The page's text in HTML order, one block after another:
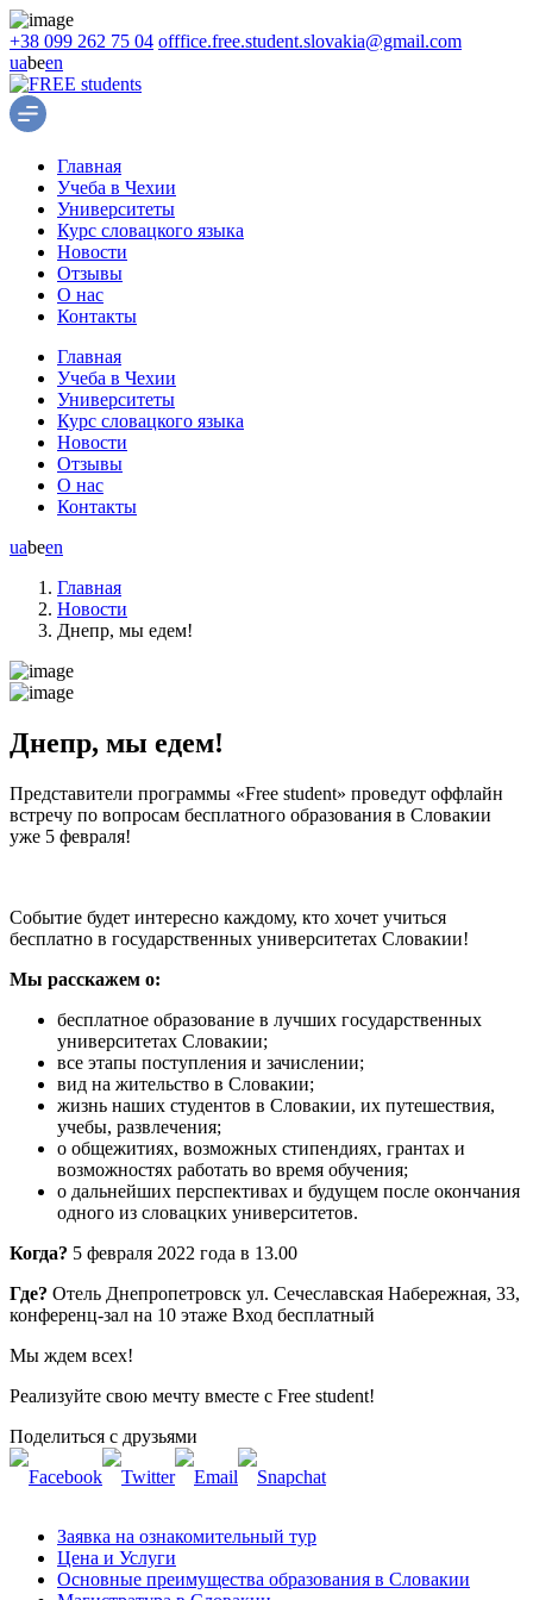
+38 099 262 75 04 offfice.free.student.slovakia@gmail.com
uabeen
Главная
Учеба в Чехии
Университеты
Курс словацкого языка
Новости
Отзывы
О нас
Контакты
Главная
Учеба в Чехии
Университеты
Курс словацкого языка
Новости
Отзывы
О нас
Контакты
uabeen
Главная
Новости
Днепр, мы едем!
Днепр, мы едем!
Представители программы «Free student» проведут оффлайн
встречу по вопросам бесплатного образования в Словакии
уже 5 февраля!
Событие будет интересно каждому, кто хочет учиться
бесплатно в государственных университетах Словакии!
Мы расскажем о:
бесплатное образование в лучших государственных
университетах Словакии;
все этапы поступления и зачислении;
вид на жительство в Словакии;
жизнь наших студентов в Словакии, их путешествия,
учебы, развлечения;
о общежитиях, возможных стипендиях, грантах и ​​
возможностях работать во время обучения;
о дальнейших перспективах и будущем после окончания
одного из словацких университетов.
Когда? 5 февраля 2022 года в 13.00
Где? Отель Днепропетровск ул. Сечеславская Набережная, 33,
конференц-зал на 10 этаже Вход бесплатный
Мы ждем всех!
Реализуйте свою мечту вместе с Free student!
Поделиться с друзьями
Заявка на ознакомительный тур
Цена и Услуги
Основные преимущества образования в Словакии